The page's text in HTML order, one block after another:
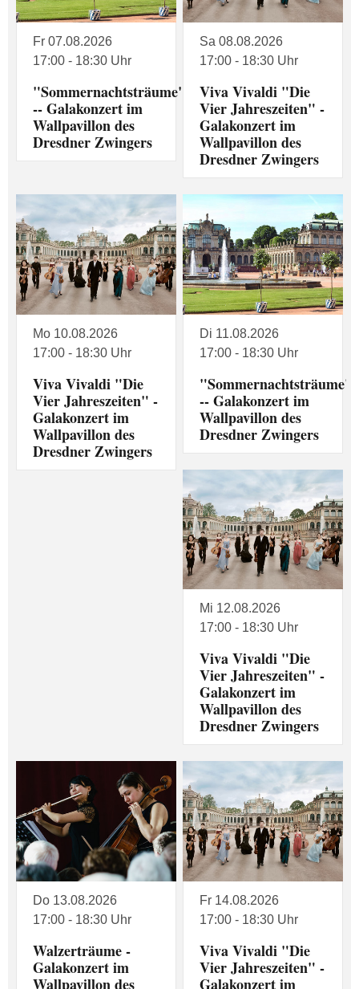
Fr 07.08.2026
17:00 - 18:30 Uhr
"Sommernachtsträume"
-- Galakonzert im
Wallpavillon des
Dresdner Zwingers
Sa 08.08.2026
17:00 - 18:30 Uhr
Viva Vivaldi "Die
Vier Jahreszeiten" -
Galakonzert im
Wallpavillon des
Dresdner Zwingers
Mo 10.08.2026
17:00 - 18:30 Uhr
Viva Vivaldi "Die
Vier Jahreszeiten" -
Galakonzert im
Wallpavillon des
Dresdner Zwingers
Di 11.08.2026
17:00 - 18:30 Uhr
"Sommernachtsträume"
-- Galakonzert im
Wallpavillon des
Dresdner Zwingers
Mi 12.08.2026
17:00 - 18:30 Uhr
Viva Vivaldi "Die
Vier Jahreszeiten" -
Galakonzert im
Wallpavillon des
Dresdner Zwingers
Do 13.08.2026
17:00 - 18:30 Uhr
Walzerträume -
Galakonzert im
Wallpavillon des
Fr 14.08.2026
17:00 - 18:30 Uhr
Viva Vivaldi "Die
Vier Jahreszeiten" -
Galakonzert im